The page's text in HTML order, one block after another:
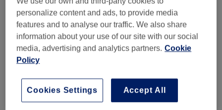
Staff
Treatment All treatments
personalize content and ads, to provide media
features and to analyse our traffic. We also share
information about your use of our site with our social
media, advertising and analytics partners. Cookie
Policy
Accept All
Cookies Settings